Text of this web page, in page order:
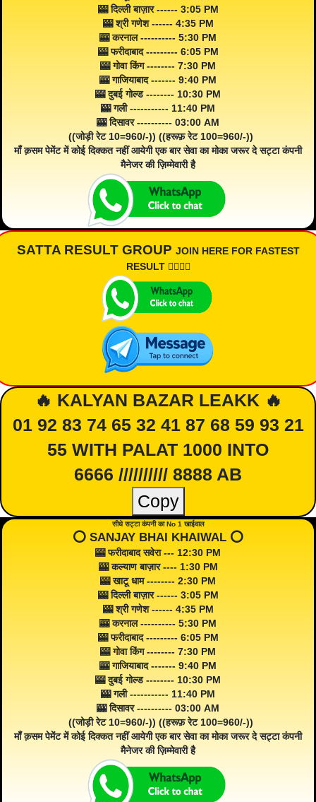
🎰 दिल्ली बाज़ार ------ 3:05 PM
🎰 श्री गणेश ------ 4:35 PM
🎰 करनाल ---------- 5:30 PM
🎰 फरीदाबाद --------- 6:05 PM
🎰 गोवा किंग -------- 7:30 PM
🎰 गाजियाबाद ------- 9:40 PM
🎰 दुबई गोल्ड -------- 10:30 PM
🎰 गली ----------- 11:40 PM
🎰 दिसावर ---------- 03:00 AM
((जोड़ी रेट 10=960/-)) ((हरूफ़ रेट 100=960/-))
माँ क़सम पेमेंट में कोई दिक्कत नहीं आयेगी एक बार सेवा का मोका जरूर दे सट्टा कंपनी
मैनेजर की ज़िम्मेवारी है
SATTA RESULT GROUP JOIN HERE FOR FASTEST
RESULT 👇🏾👇🏾
🔥 KALYAN BAZAR LEAKK 🔥
01 92 83 74 65 32 41 87 68 59 93 21
55 WITH PALAT 1000 INTO
6666 ////////// 8888 AB
Copy
सीधे सट्टा कंपनी का No 1 खाईवाल
⭕️ SANJAY BHAI KHAIWAL ⭕️
🎰 फरीदाबाद सवेरा --- 12:30 PM
🎰 कल्याण बाज़ार ---- 1:30 PM
🎰 खाटू धाम -------- 2:30 PM
🎰 दिल्ली बाज़ार ------ 3:05 PM
🎰 श्री गणेश ------ 4:35 PM
🎰 करनाल ---------- 5:30 PM
🎰 फरीदाबाद --------- 6:05 PM
🎰 गोवा किंग -------- 7:30 PM
🎰 गाजियाबाद ------- 9:40 PM
🎰 दुबई गोल्ड -------- 10:30 PM
🎰 गली ----------- 11:40 PM
🎰 दिसावर ---------- 03:00 AM
((जोड़ी रेट 10=960/-)) ((हरूफ़ रेट 100=960/-))
माँ क़सम पेमेंट में कोई दिक्कत नहीं आयेगी एक बार सेवा का मोका जरूर दे सट्टा कंपनी
मैनेजर की ज़िम्मेवारी है